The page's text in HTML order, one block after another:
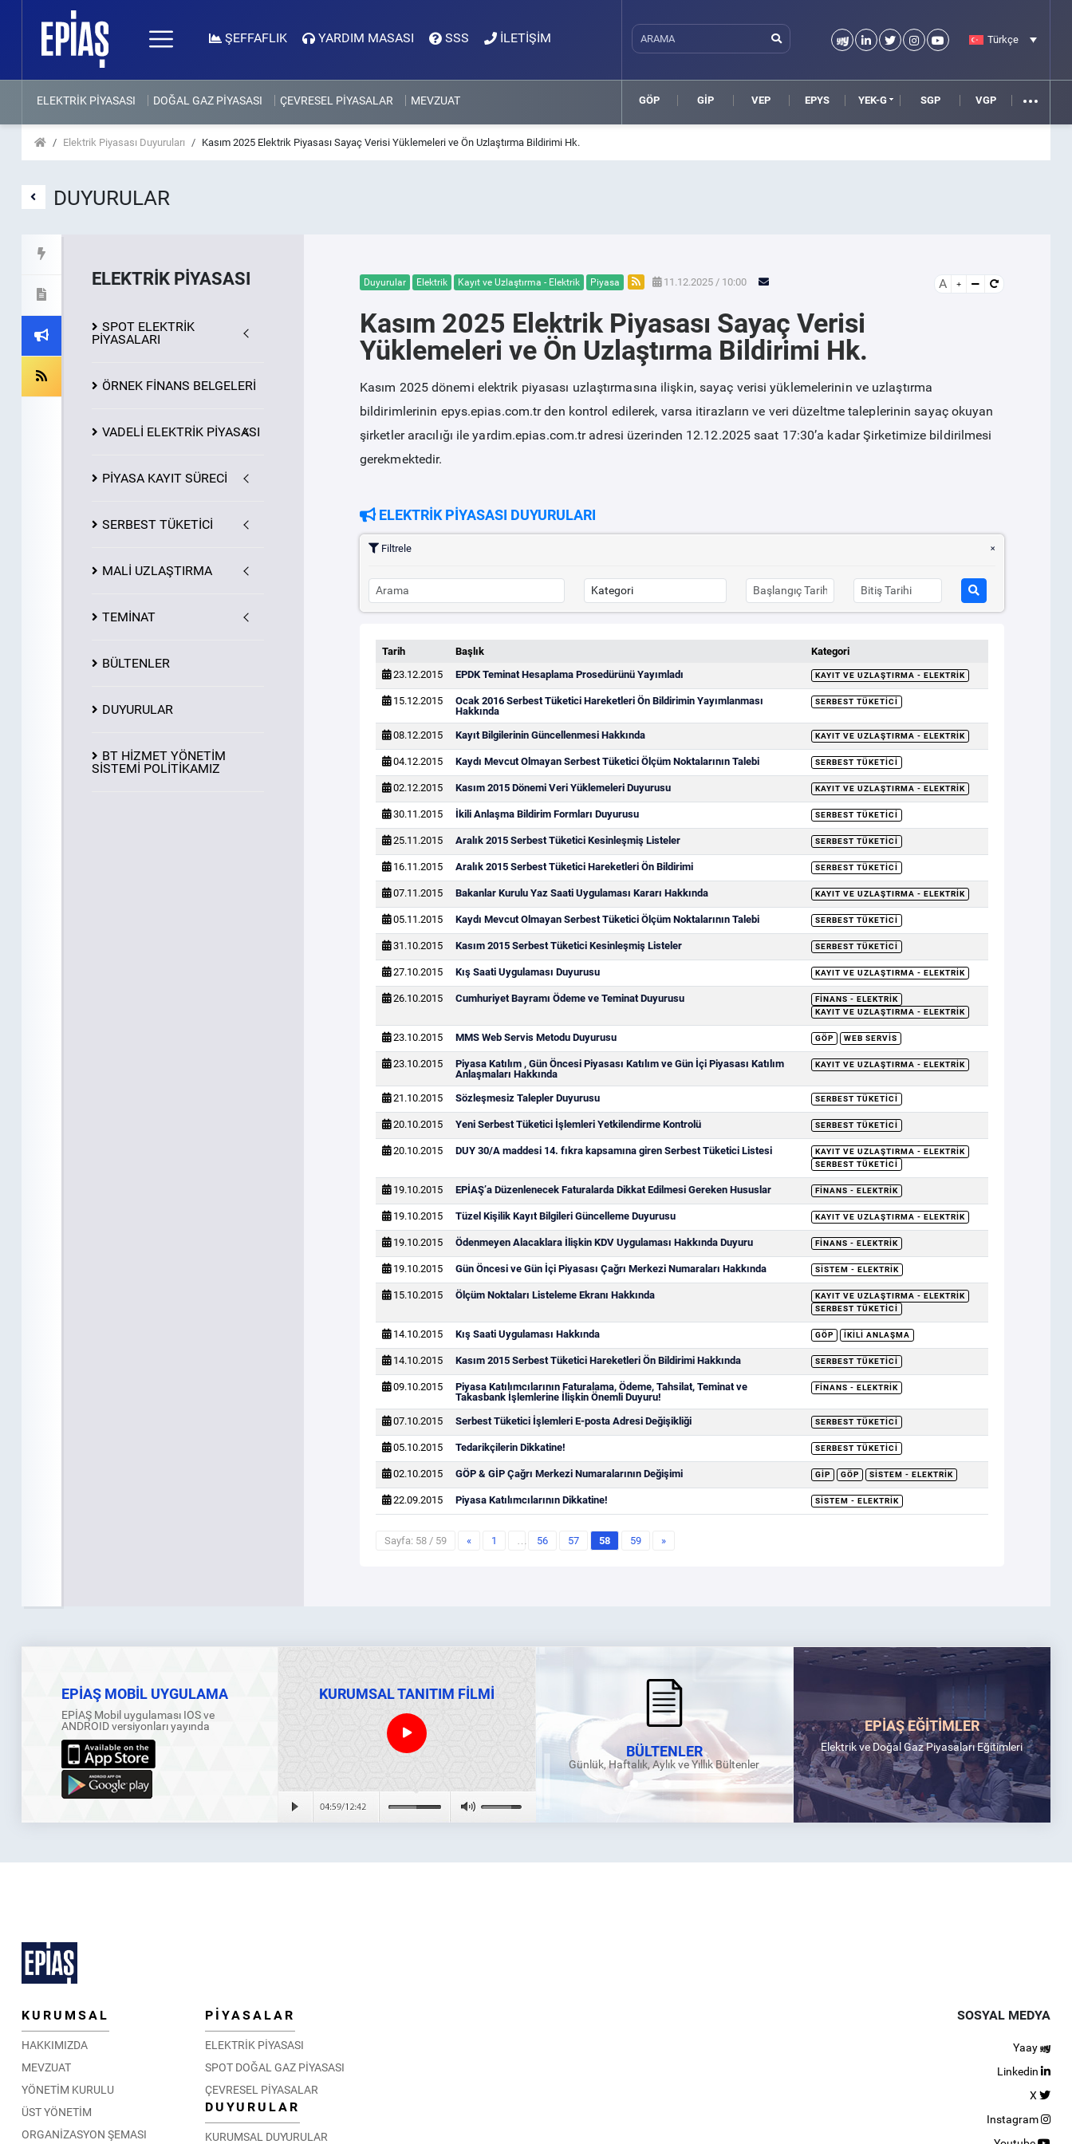
ŞEFFAFLIK YARDIM MASASI SSS İLETİŞİM Türkçe
ELEKTRİK PİYASASI DOĞAL GAZ PİYASASI ÇEVRESEL PİYASALAR MEVZUAT GÖP GİP VEP EPYS YEK-G SGP VGP
Elektrik Piyasası Duyuruları Kasım 2025 Elektrik Piyasası Sayaç Verisi Yüklemeleri ve Ön Uzlaştırma Bildirimi Hk.
DUYURULAR
ELEKTRİK PİYASASI
SPOT ELEKTRİK
PİYASALARI
ÖRNEK FİNANS BELGELERİ
VADELİ ELEKTRİK PİYASASI
PİYASAKAYIT SÜRECİ
SERBEST TÜKETİCİ
MALİ UZLAŞTIRMA
TEMİNAT
BÜLTENLER
DUYURULAR
BT HİZMET YÖNETİM
SİSTEMİ POLİTİKAMIZ
Duyurular Elektrik Kayıt ve Uzlaştırma - Elektrik Piyasa 11.12.2025 / 10:00 A
Kasım 2025 Elektrik Piyasası Sayaç Verisi
Yüklemeleri ve Ön Uzlaştırma Bildirimi Hk.
Kasım 2025 dönemi elektrik piyasası uzlaştırmasına ilişkin, sayaç verisi yüklemelerinin ve uzlaştırma
bildirimlerinin epys.epias.com.tr den kontrol edilerek, varsa itirazların ve veri düzeltme taleplerinin sayaç okuyan
şirketler aracılığı ile yardim.epias.com.tr adresi üzerinden 12.12.2025 saat 17:30’a kadar Şirketimize bildirilmesi
gerekmektedir.
ELEKTRİK PİYASASI DUYURULARI
Filtrele
Tarih Başlık
Kategori
23.12.2015
EPDK Teminat Hesaplama Prosedürünü Yayımladı KAYIT VE UZLAŞTIRMA - ELEKTRIK
15.12.2015
Ocak 2016 Serbest Tüketici Hareketleri Ön Bildirimin Yayımlanması
Hakkında
SERBEST TÜKETICI
08.12.2015 Kayıt Bilgilerinin Güncellenmesi Hakkında KAYIT VE UZLAŞTIRMA - ELEKTRIK
04.12.2015 Kaydı Mevcut Olmayan Serbest Tüketici Ölçüm Noktalarının Talebi SERBEST TÜKETICI
02.12.2015 Kasım 2015 Dönemi Veri Yüklemeleri Duyurusu KAYIT VE UZLAŞTIRMA - ELEKTRIK
30.11.2015 İkili Anlaşma Bildirim Formları Duyurusu SERBEST TÜKETICI
25.11.2015 Aralık 2015 Serbest Tüketici Kesinleşmiş Listeler SERBEST TÜKETICI
16.11.2015 Aralık 2015 Serbest Tüketici Hareketleri Ön Bildirimi SERBEST TÜKETICI
07.11.2015 Bakanlar Kurulu Yaz Saati Uygulaması Kararı Hakkında KAYIT VE UZLAŞTIRMA - ELEKTRIK
05.11.2015 Kaydı Mevcut Olmayan Serbest Tüketici Ölçüm Noktalarının Talebi SERBEST TÜKETICI
31.10.2015 Kasım 2015 Serbest Tüketici Kesinleşmiş Listeler SERBEST TÜKETICI
27.10.2015 Kış Saati Uygulaması Duyurusu KAYIT VE UZLAŞTIRMA - ELEKTRIK
26.10.2015 Cumhuriyet Bayramı Ödeme ve Teminat Duyurusu
FINANS - ELEKTRIK
KAYIT VE UZLAŞTIRMA - ELEKTRIK
23.10.2015 MMS Web Servis Metodu Duyurusu GÖP WEB SERVIS
23.10.2015
Piyasa Katılım , Gün Öncesi Piyasası Katılım ve Gün İçi Piyasası Katılım
Anlaşmaları Hakkında
KAYIT VE UZLAŞTIRMA - ELEKTRIK
21.10.2015 Sözleşmesiz Talepler Duyurusu SERBEST TÜKETICI
20.10.2015 Yeni Serbest Tüketici İşlemleri Yetkilendirme Kontrolü SERBEST TÜKETICI
20.10.2015 DUY 30/A maddesi 14. fıkra kapsamına giren Serbest Tüketici Listesi
KAYIT VE UZLAŞTIRMA - ELEKTRIK
SERBEST TÜKETICI
19.10.2015 EPİAŞ’a Düzenlenecek Faturalarda Dikkat Edilmesi Gereken Hususlar FINANS - ELEKTRIK
19.10.2015 Tüzel Kişilik Kayıt Bilgileri Güncelleme Duyurusu KAYIT VE UZLAŞTIRMA - ELEKTRIK
19.10.2015 Ödenmeyen Alacaklara İlişkin KDV Uygulaması Hakkında Duyuru FINANS - ELEKTRIK
19.10.2015 Gün Öncesi ve Gün İçi Piyasası Çağrı Merkezi Numaraları Hakkında SISTEM - ELEKTRIK
15.10.2015 Ölçüm Noktaları Listeleme Ekranı Hakkında
KAYIT VE UZLAŞTIRMA - ELEKTRIK
SERBEST TÜKETICI
14.10.2015 Kış Saati Uygulaması Hakkında GÖP İKILI ANLAŞMA
14.10.2015 Kasım 2015 Serbest Tüketici Hareketleri Ön Bildirimi Hakkında SERBEST TÜKETICI
09.10.2015
Piyasa Katılımcılarının Faturalama, Ödeme, Tahsilat, Teminat ve
Takasbank İşlemlerine İlişkin Önemli Duyuru!
FINANS - ELEKTRIK
07.10.2015 Serbest Tüketici İşlemleri E-posta Adresi Değişikliği SERBEST TÜKETICI
05.10.2015 Tedarikçilerin Dikkatine! SERBEST TÜKETICI
02.10.2015 GÖP & GİP Çağrı Merkezi Numaralarının Değişimi GİP GÖP SISTEM - ELEKTRIK
22.09.2015 Piyasa Katılımcılarının Dikkatine! SISTEM - ELEKTRIK
Sayfa: 58 / 59 « 1 … 56 57 58 59 »
EPİAŞ MOBİL UYGULAMA
EPİAŞ Mobil uygulaması IOS ve
ANDROID versiyonları yayında
KURUMSAL TANITIM FİLMİ
BÜLTENLER
Günlük, Haftalık, Aylık ve Yıllık Bültenler
EPİAŞ EĞİTİMLER
Elektrik ve Doğal Gaz Piyasaları Eğitimleri
KURUMSAL
HAKKIMIZDA
MEVZUAT
YÖNETİM KURULU
ÜST YÖNETİM
ORGANİZASYON ŞEMASI
PİYASALAR
ELEKTRİK PİYASASI
SPOT DOĞAL GAZ PİYASASI
ÇEVRESEL PİYASALAR
DUYURULAR
KURUMSAL DUYURULAR
SOSYAL MEDYA
Yaay
Linkedin
X
Instagram